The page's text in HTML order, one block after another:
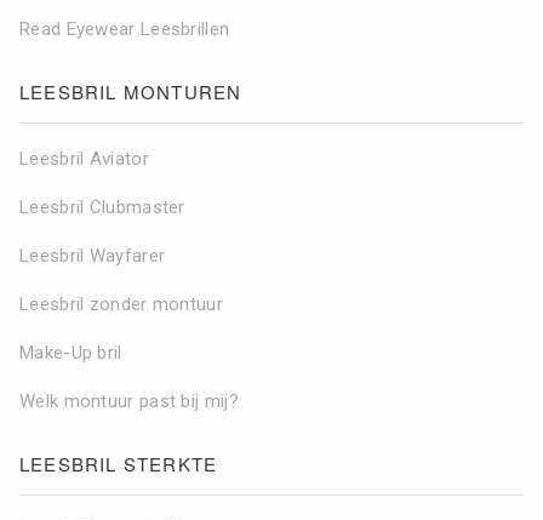
Read Eyewear Leesbrillen
LEESBRIL MONTUREN
Leesbril Aviator
Leesbril Clubmaster
Leesbril Wayfarer
Leesbril zonder montuur
Make-Up bril
Welk montuur past bij mij?
LEESBRIL STERKTE